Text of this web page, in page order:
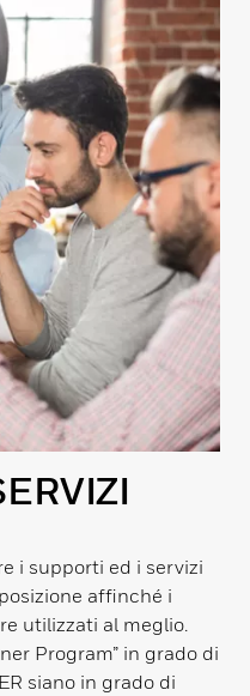
i supporti ed i servizi
affinché i
utilizzati al meglio.
Program” in grado di
siano in grado di